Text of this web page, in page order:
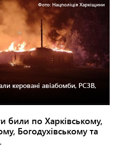
Фото: Нацполіція Харкіщини
керовані авіабомби, РСЗВ,
били по Харківському,
Богодухівському та